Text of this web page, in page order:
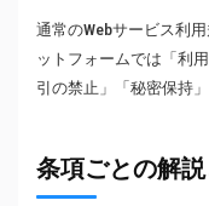
通常のWebサービス利
ットフォームでは「利
引の禁止」「秘密保持
条項ごとの解